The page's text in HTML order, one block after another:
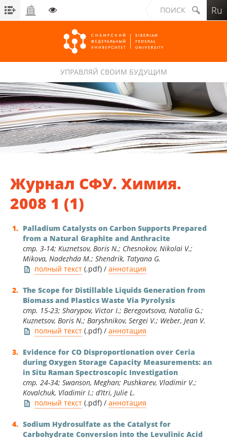
Сибирский федеральный университет
УПРАВЛЯЙ СВОИМ БУДУЩИМ
Журнал СФУ. Химия.
2008 1 (1)
Palladium Catalysts on Carbon Supports Prepared
from a Natural Graphite and Anthracite
стр. 3-14; Kuznetsov, Boris N.; Chesnokov, Nikolai V.;
Mikova, Nadezhda M.; Shendrik, Tatyana G.
полный текст (.pdf) / аннотация
The Scope for Distillable Liquids Generation from
Biomass and Plastics Waste Via Pyrolysis
стр. 15-23; Sharypov, Victor I.; Beregovtsova, Natalia G.;
Kuznetsov, Boris N.; Baryshnikov, Sergei V.; Weber, Jean V.
полный текст (.pdf) / аннотация
Evidence for CO Disproportionation over Ceria
during Oxygen Storage Capacity Measurements: an
in Situ Raman Spectroscopic Investigation
стр. 24-34; Swanson, Meghan; Pushkarev, Vladimir V.;
Kovalchuk, Vladimir I.; d’Itri, Julie L.
полный текст (.pdf) / аннотация
Sodium Hydrosulfate as the Catalyst for
Carbohydrate Conversion into the Levulinic Acid
ПОИСК Ru